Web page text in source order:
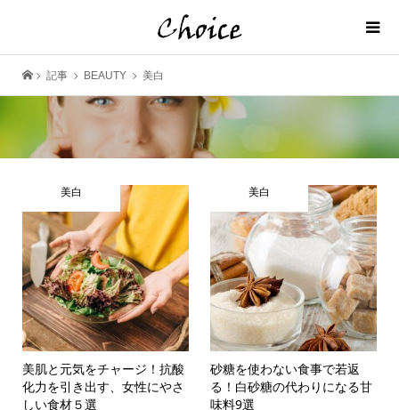
記事 BEAUTY 美白
美白
美肌と元気をチャージ！抗酸
化力を引き出す、女性にやさ
しい食材５選
美白
砂糖を使わない食事で若返
る！白砂糖の代わりになる甘
味料9選